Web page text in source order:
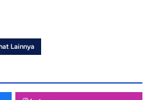
Lainnya